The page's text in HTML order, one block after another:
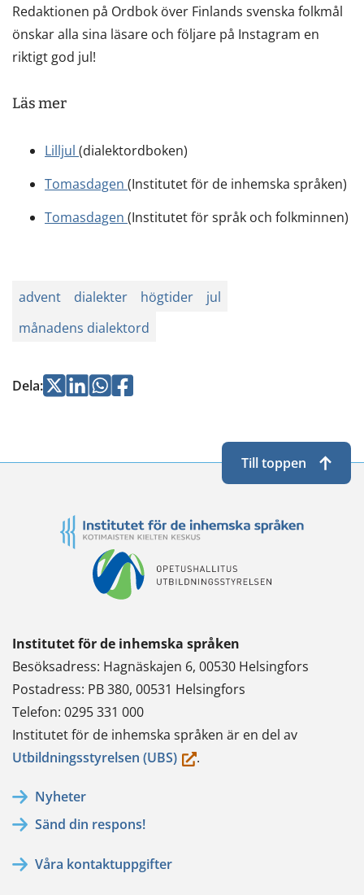
Redaktionen på Ordbok över Finlands svenska folkmål
önskar alla sina läsare och följare på Instagram en
riktigt god jul!
Läs mer
Lilljul (dialektordboken)
Tomasdagen (Institutet för de inhemska språken)
Tomasdagen (Institutet för språk och folkminnen)
advent dialekter högtider
jul
månadens dialektord
Dela:Jaa Jaa Jaa
Jaa
Institutet för de inhemska språken
Besöksadress: Hagnäskajen 6, 00530 Helsingfors
Postadress: PB 380, 00531 Helsingfors
Telefon: 0295 331 000
Institutet för de inhemska språken är en del av
Utbildningsstyrelsen (UBS)(du.
Nyheter
Sänd din respons!
Våra kontaktuppgifter
Till toppen